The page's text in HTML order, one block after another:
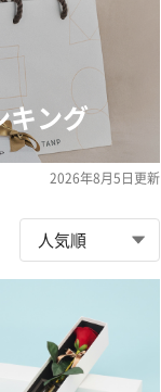
キング
2026年8月5日更新